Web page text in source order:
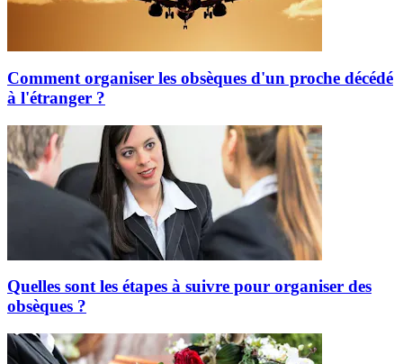
Comment organiser les obsèques d'un proche décédé
à l'étranger ?
Quelles sont les étapes à suivre pour organiser des
obsèques ?